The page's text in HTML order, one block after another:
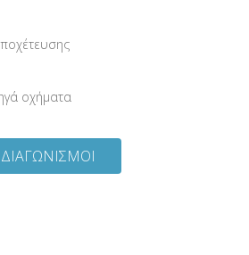
οχήματα
ΔΙΑΓΩΝΙΣΜΟΙ